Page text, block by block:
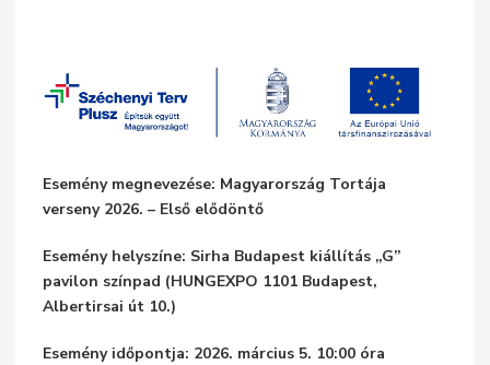
Esemény megnevezése: Magyarország Tortája
verseny 2026. – Első elődöntő
Esemény helyszíne: Sirha Budapest kiállítás „G”
pavilon színpad (HUNGEXPO 1101 Budapest,
Albertirsai út 10.)
Esemény időpontja: 2026. március 5. 10:00 óra